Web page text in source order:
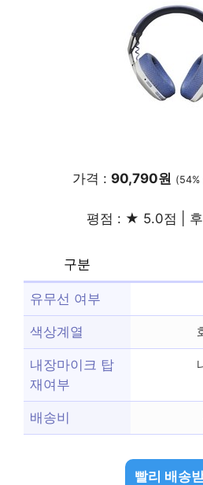
가격 : 90,790원 (54%
평점 : ★ 5.0점 |
구분
유무선 여부
색상계열
내장마이크 탑
재여부
배송비
빨리 배송